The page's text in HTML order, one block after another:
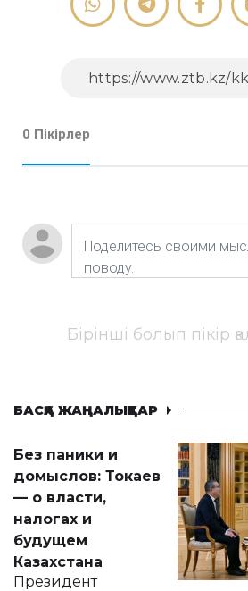
0 Пікірлер
Бірінші болып пікір
БАСҚА ЖАҢАЛЫҚТАР
Без паники и
домыслов: Токаев
— о власти,
налогах и
будущем
Казахстана
Президент